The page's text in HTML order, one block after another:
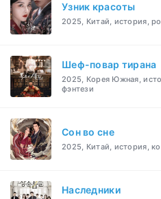
Узник красоты
2025, Китай, история,
Шеф-повар тирана
2025, Корея Южная,
фэнтези
Cон во сне
2025, Китай, история,
Наследники